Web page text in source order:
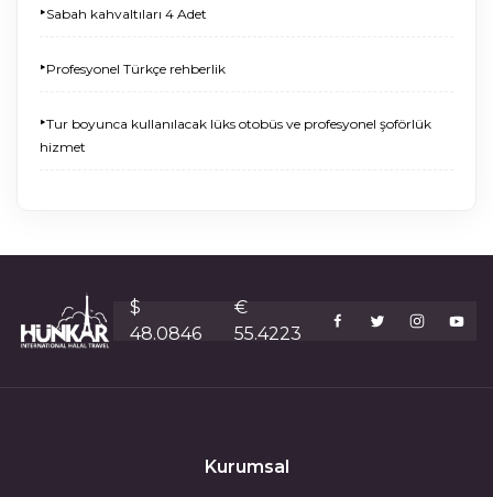
‣Sabah kahvaltıları 4 Adet
‣Profesyonel Türkçe rehberlik
‣Tur boyunca kullanılacak lüks otobüs ve profesyonel şoförlük
hizmet
$
48.0846
€
55.4223
Kurumsal